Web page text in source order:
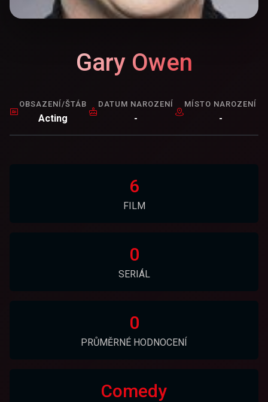
Gary Owen
OBSAZENÍ/ŠTÁB
Acting
DATUM NAROZENÍ
-
MÍSTO NAROZENÍ
-
6
FILM
0
SERIÁL
0
PRŮMĚRNÉ HODNOCENÍ
Comedy